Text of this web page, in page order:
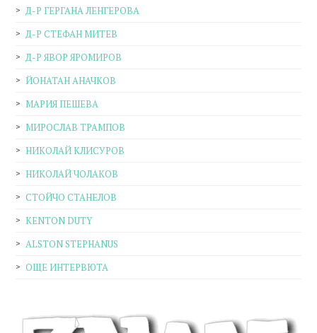
Д-Р ГЕРГАНА ЛЕНГЕРОВА
Д-Р СТЕФАН МИТЕВ
Д-Р ЯВОР ЯРОМИРОВ
ЙОНАТАН АНАЧКОВ
МАРИЯ ПЕШЕВА
МИРОСЛАВ ТРАМПОВ
НИКОЛАЙ КЛИСУРОВ
НИКОЛАЙ ЧОЛАКОВ
СТОЙЧО СТАНЕЛОВ
KENTON DUTY
ALSTON STEPHANUS
ОЩЕ ИНТЕРВЮТА